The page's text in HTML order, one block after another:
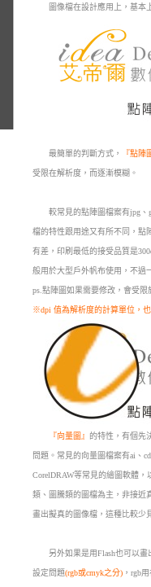
圖像檔在設計應用上，基本
最簡單的判斷方式， 『點陣
受限在解析度，而逐漸模糊。
較常見的點陣圖檔案有jpg、gif
檔的特性跟用途又有所不同，點
有差，印刷最低的接受品質是
般用於大型戶外帆布使用，不過
ps.點陣圖如果需要修改，會受
※dpi 值為解析度的計算單位，
『向量圖』 的特性，有個先
問題。常見的向量圖檔案有ai、
CorelDRAW等常見的繪圖軟體
類、圖騰類的圖檔為主，非接近
畫出擬真的圖像檔，這種比較少
另外如果是用Flash也可以畫
設定問題(rgb或cmyk之分)，rgb